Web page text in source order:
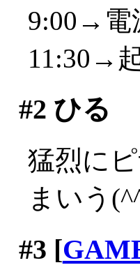
9:00→電
11:30→
#2 ひる
猛烈に
まいう
#3 [